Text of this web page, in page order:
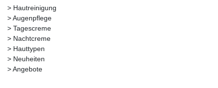
> Hautreinigung
>Augenpflege
> Tagescreme
> Nachtcreme
> Hauttypen
> Neuheiten
>Angebote